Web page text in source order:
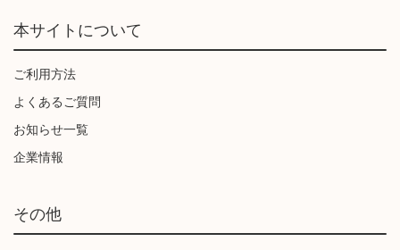
本サイトについて
ご利用方法
よくあるご質問
お知らせ一覧
企業情報
その他